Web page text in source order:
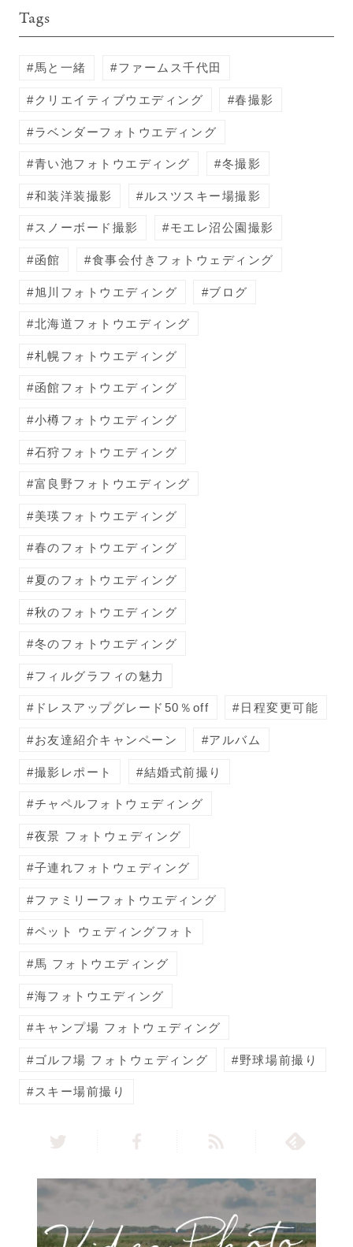
Tags
馬と一緒 ファームス千代田
クリエイティブウエディング 春撮影
ラベンダーフォトウエディング
青い池フォトウエディング 冬撮影
和装洋装撮影 ルスツスキー場撮影
スノーボード撮影 モエレ沼公園撮影
函館 食事会付きフォトウェディング
旭川フォトウエディング ブログ
北海道フォトウエディング
札幌フォトウエディング
函館フォトウエディング
小樽フォトウエディング
石狩フォトウエディング
富良野フォトウエディング
美瑛フォトウエディング
春のフォトウエディング
夏のフォトウエディング
秋のフォトウエディング
冬のフォトウエディング
フィルグラフィの魅力
ドレスアップグレード50％off 日程変更可能
お友達紹介キャンペーン アルバム
撮影レポート 結婚式前撮り
チャペルフォトウェディング
夜景 フォトウェディング
子連れフォトウェディング
ファミリーフォトウエディング
ペット ウェディングフォト
馬 フォトウエディング
海フォトウエディング
キャンプ場 フォトウェディング
ゴルフ場 フォトウェディング 野球場前撮り
スキー場前撮り